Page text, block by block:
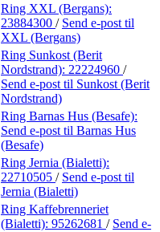
Ring XXL (Bergans):
23884300 / Send e-post til
XXL (Bergans)
Ring Sunkost (Berit
Nordstrand): 22224960 /
Send e-post til Sunkost (Berit
Nordstrand)
Ring Barnas Hus (Besafe):
Send e-post til Barnas Hus
(Besafe)
Ring Jernia (Bialetti):
22710505 / Send e-post til
Jernia (Bialetti)
Ring Kaffebrenneriet
(Bialetti): 95262681 / Send e-